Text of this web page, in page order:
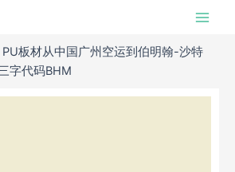
Main
PU板材从中国广州空运到伯明翰-沙特
字代码BHM